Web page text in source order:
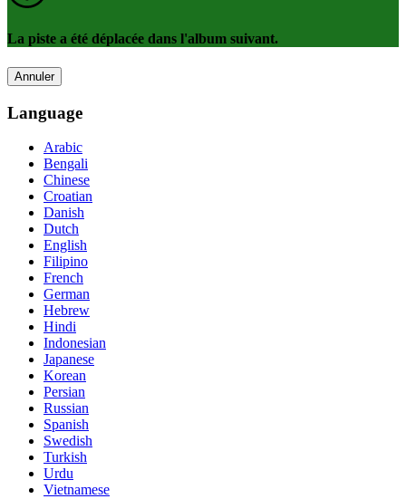
La piste a été déplacée dans l'album suivant.
Annuler
Language
Arabic
Bengali
Chinese
Croatian
Danish
Dutch
English
Filipino
French
German
Hebrew
Hindi
Indonesian
Japanese
Korean
Persian
Russian
Spanish
Swedish
Turkish
Urdu
Vietnamese